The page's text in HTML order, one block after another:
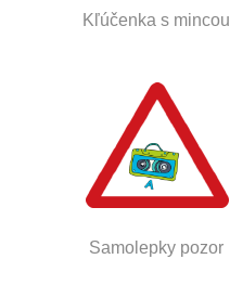
Kľúčenka s mincou
Samolepky pozor